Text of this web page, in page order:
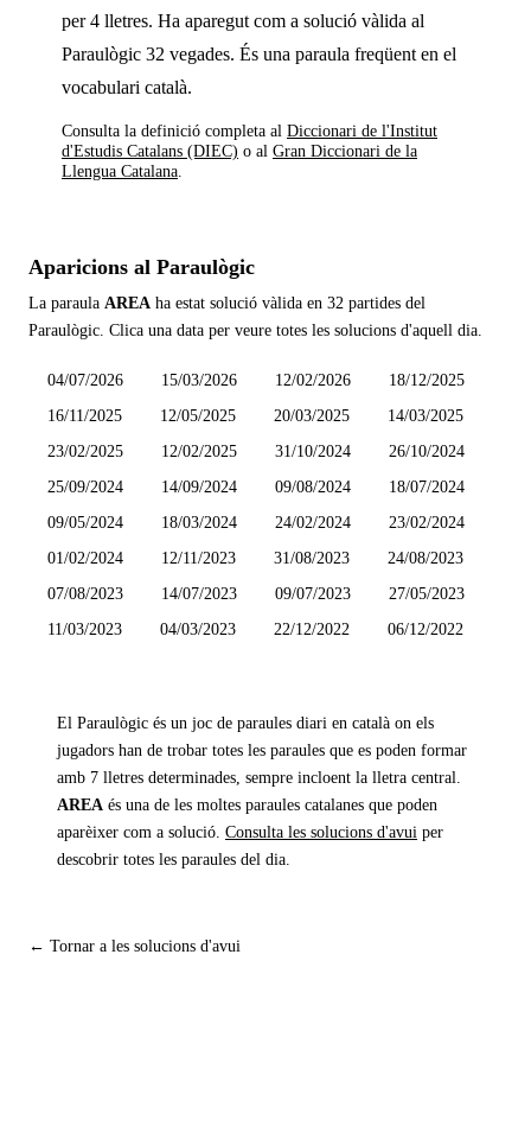
per 4 lletres. Ha aparegut com a solució vàlida al
Paraulògic 32 vegades. És una paraula freqüent en el
vocabulari català.
Consulta la definició completa al Diccionari de l'Institut
d'Estudis Catalans (DIEC) o al Gran Diccionari de la
Llengua Catalana
Aparicions al Paraulògic
La paraula AREA ha estat solució vàlida en 32 partides del
Paraulògic. Clica una data per veure totes les solucions d'aquell dia.
04/07/2026 15/03/2026 12/02/2026
18/12/2025
16/11/2025
12/05/2025 20/03/2025
14/03/2025
23/02/2025
12/02/2025 31/10/2024
26/10/2024
25/09/2024
14/09/2024 09/08/2024
18/07/2024
09/05/2024
18/03/2024 24/02/2024
23/02/2024
01/02/2024
12/11/2023 31/08/2023
24/08/2023
07/08/2023
14/07/2023 09/07/2023
27/05/2023
11/03/2023
04/03/2023 22/12/2022 06/12/2022
El Paraulògic és un joc de paraules diari en català on els
jugadors han de trobar totes les paraules que es poden formar
amb 7 lletres determinades, sempre incloent la lletra central.
AREA és una de les moltes paraules catalanes que poden
aparèixer com a solució. Consulta les solucions d'avui per
descobrir totes les paraules del dia.
← Tornar a les solucions d'avui